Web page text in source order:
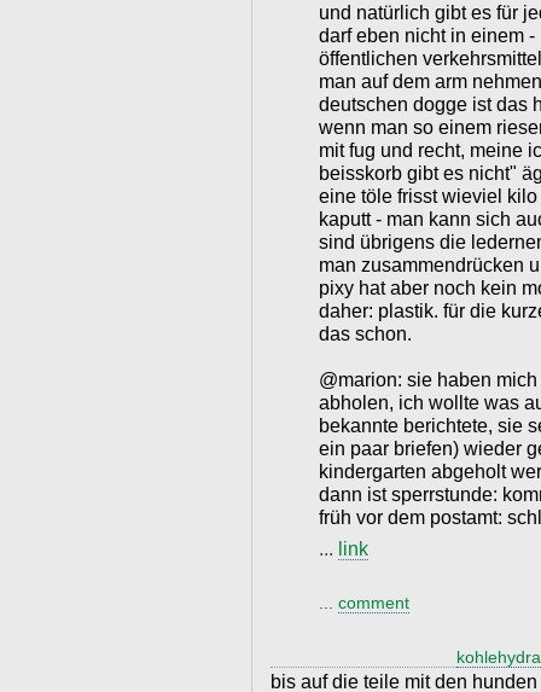
und natürlich gibt es für
darf eben nicht in einem
öffentlichen
man auf dem arm
deutschen dogge ist das
wenn man so einem
mit fug und recht, meine
beisskorb gibt es nicht"
eine töle frisst wieviel
kaputt - man kann sich
sind übrigens die
man zusammendrücken
pixy hat aber noch kein
daher: plastik. für die
das schon.
@marion: sie haben
abholen, ich wollte was
bekannte berichtete, sie
ein paar briefen) wieder
kindergarten abgeholt
dann ist sperrstunde:
früh vor dem postamt:
... link
comment
bis auf die teile mit den